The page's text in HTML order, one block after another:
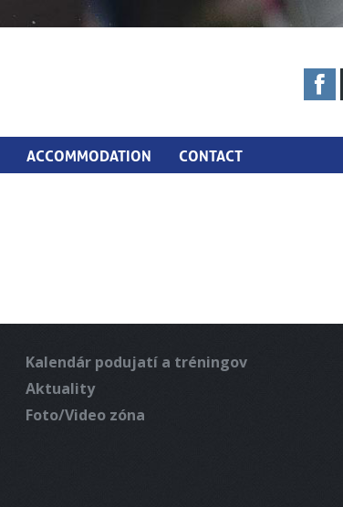
ACCOMMODATION CONTACT
Kalendár podujatí a tréningov
Aktuality
Foto/Video zóna